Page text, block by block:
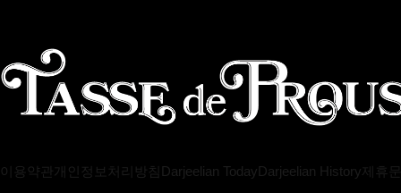
이용약관 개인정보처리방침 Darjeelian TodayDarjeelian History 제휴문